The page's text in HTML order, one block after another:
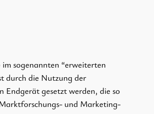
sogenannten “erweiterten
durch die Nutzung der
Endgerät gesetzt werden, die so
und Marketing-